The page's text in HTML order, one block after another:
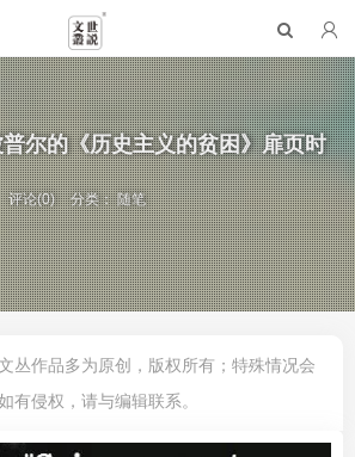
尔的《历史主义的贫困》扉页时
评论(0) 分类：随笔
丛作品多为原创，版权所有；特殊情况会
有侵权，请与编辑联系。